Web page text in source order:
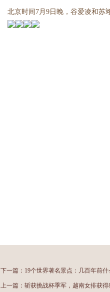
北京时间7月9日晚，谷爱凌和苏
下一篇： 19个世界著名景点：几百年前
上一篇： 斩获挑战杯季军，越南女排获得